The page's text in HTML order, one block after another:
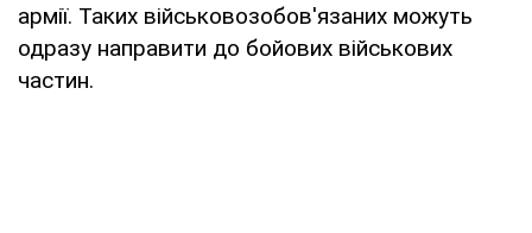
армії. Таких військовозобов'язаних можуть
одразу направити до бойових військових
частин.